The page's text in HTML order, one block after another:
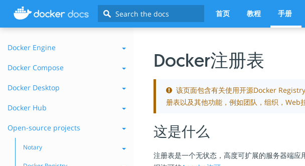
Search 首页 教程 手册
Docker注册表
该页面包含有关使用开源Docker
册表以及其他功能，例如团队，组织，Web
这是什么
注册表是一个无状态，高度可扩展的服务器端
Docker Engine
Docker Compose
Docker Desktop
Docker Hub
Open-source projects
Notary